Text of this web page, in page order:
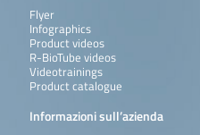
Flyer
Infographics
Product videos
R-BioTube videos
Videotrainings
Product catalogue
Informazioni sull’azienda